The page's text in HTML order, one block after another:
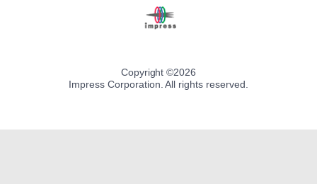
Copyright ©2026
Impress Corporation. All rights reserved.